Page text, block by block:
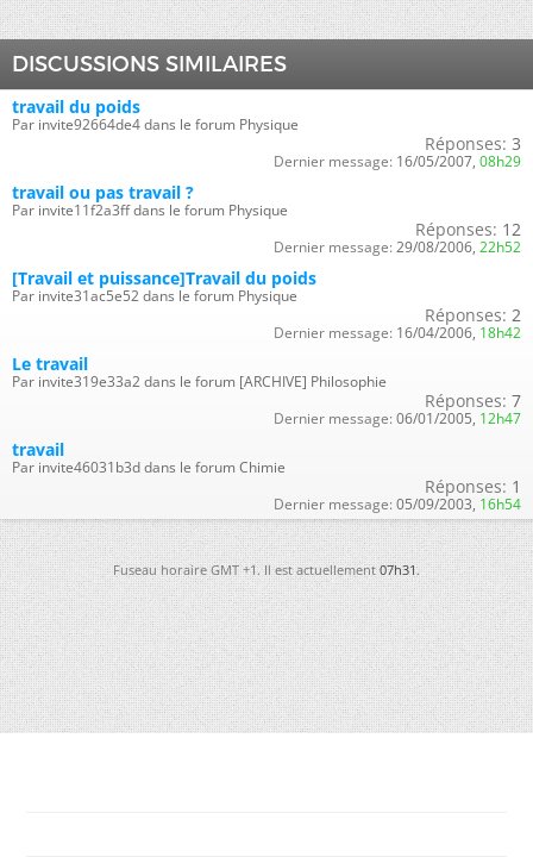
DISCUSSIONS SIMILAIRES
travail du poids
Par invite92664de4 dans le forum Physique
Réponses: 3
Dernier message: 16/05/2007, 08h29
travail ou pas travail ?
Par invite11f2a3ff dans le forum Physique
Réponses: 12
Dernier message: 29/08/2006, 22h52
[Travail et puissance]Travail du poids
Par invite31ac5e52 dans le forum Physique
Réponses: 2
Dernier message: 16/04/2006, 18h42
Le travail
Par invite319e33a2 dans le forum [ARCHIVE] Philosophie
Réponses: 7
Dernier message: 06/01/2005, 12h47
travail
Par invite46031b3d dans le forum Chimie
Réponses: 1
Dernier message: 05/09/2003, 16h54
Fuseau horaire GMT +1. Il est actuellement07h31.